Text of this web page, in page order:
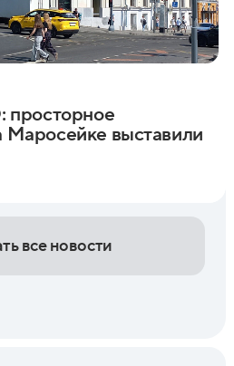
просторное
выставили
все новости